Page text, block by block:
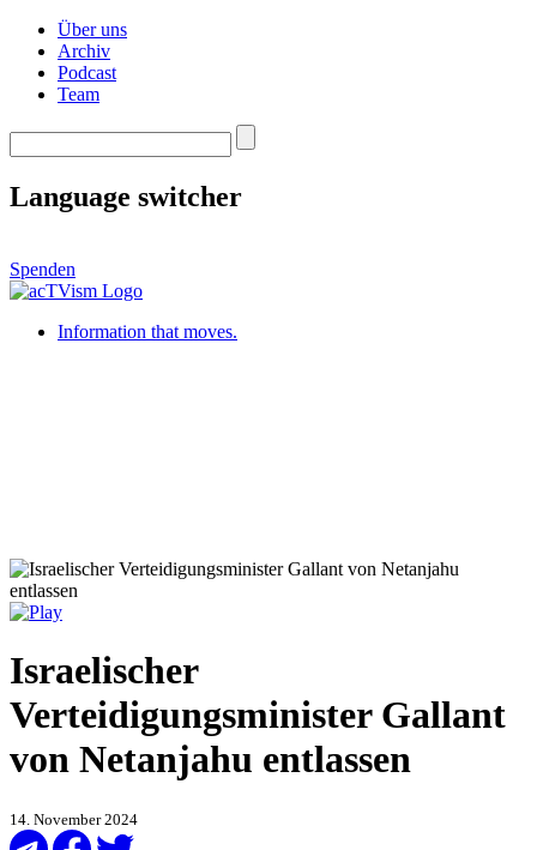
Über uns
Archiv
Podcast
Team
Language switcher
Spenden
Information that moves.
Israelischer
Verteidigungsminister Gallant
von Netanjahu entlassen
14. November 2024